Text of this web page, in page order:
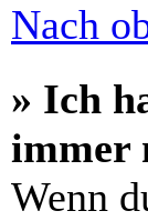
Nach
» Ich
immer
Wenn